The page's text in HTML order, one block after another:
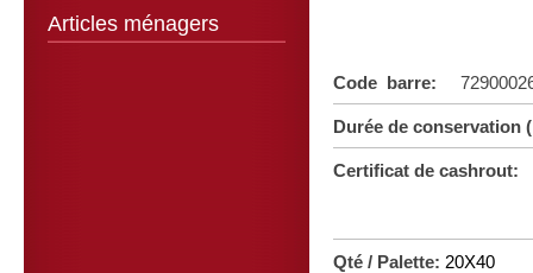
Articles ménagers
Code barre:
Durée de conservation
Certificat de cashrout:
Qté / Palette: 20X40